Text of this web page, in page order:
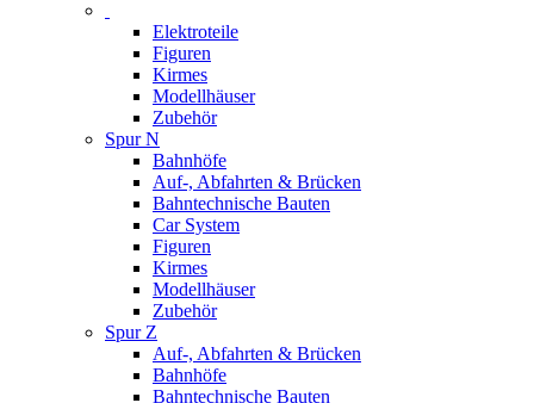
Elektroteile
Figuren
Kirmes
Modellhäuser
Zubehör
Spur N
Bahnhöfe
Auf-, Abfahrten & Brücken
Bahntechnische Bauten
Car System
Figuren
Kirmes
Modellhäuser
Zubehör
Spur Z
Auf-, Abfahrten & Brücken
Bahnhöfe
Bahntechnische Bauten